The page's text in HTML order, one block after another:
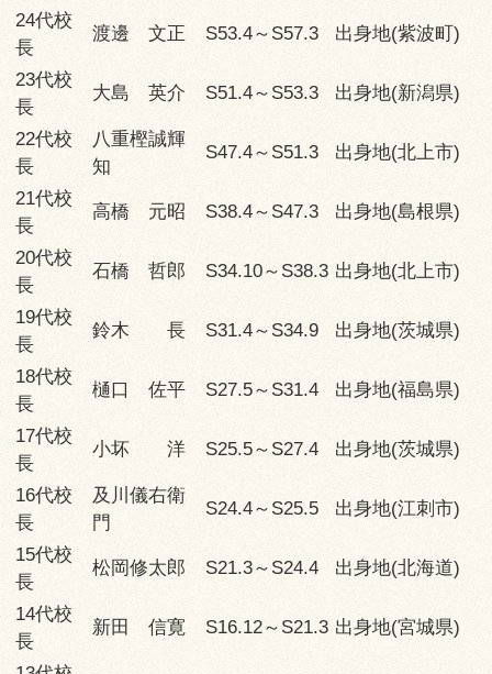
24代校
長
渡邊 文正 S53.4～S57.3 出身地(紫波町)
23代校
長
大島 英介 S51.4～S53.3 出身地(新潟県)
22代校
長
八重樫誠輝
知
S47.4～S51.3 出身地(北上市)
21代校
長
高橋 元昭 S38.4～S47.3 出身地(島根県)
20代校
長
石橋 哲郎 S34.10～S38.3 出身地(北上市)
19代校
長
鈴木 長 S31.4～S34.9 出身地(茨城県)
18代校
長
樋口 佐平 S27.5～S31.4 出身地(福島県)
17代校
長
小坏 洋 S25.5～S27.4 出身地(茨城県)
16代校
長
及川儀右衛
門
S24.4～S25.5 出身地(江刺市)
15代校
長
松岡修太郎 S21.3～S24.4 出身地(北海道)
14代校
長
新田 信寛 S16.12～S21.3 出身地(宮城県)